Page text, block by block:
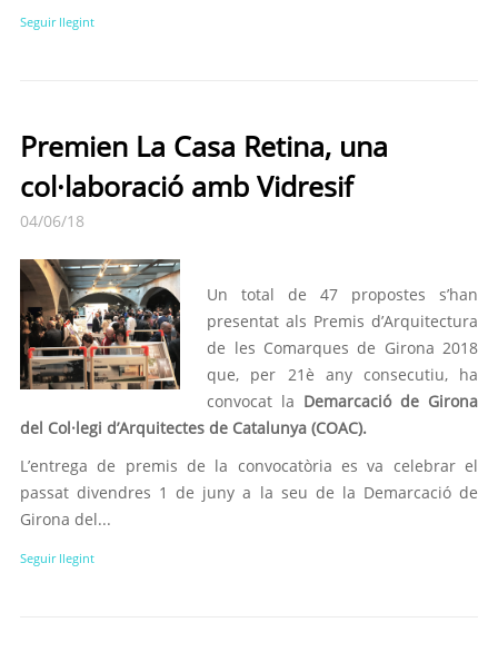
Seguir llegint
Premien La Casa Retina, una
col·laboració amb Vidresif
04/06/18
Un total de 47 propostes s’han
presentat als Premis d’Arquitectura
de les Comarques de Girona 2018
que, per 21è any consecutiu, ha
convocat la Demarcació de Girona
del Col·legi d’Arquitectes de Catalunya (COAC).
L’entrega de premis de la convocatòria es va celebrar el
passat divendres 1 de juny a la seu de la Demarcació de
Girona del...
Seguir llegint